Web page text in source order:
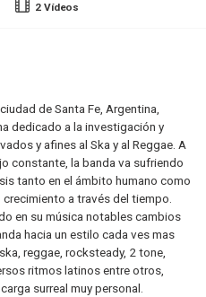
2 Vídeos
de Santa Fe, Argentina,
dedicado a la investigación y
y afines al Ska y al Reggae. A
constante, la banda va sufriendo
tanto en el ámbito humano como
a través del tiempo.
en su música notables cambios
hacia un estilo cada ves mas
reggae, rocksteady, 2 tone,
ritmos latinos entre otros,
surreal muy personal.